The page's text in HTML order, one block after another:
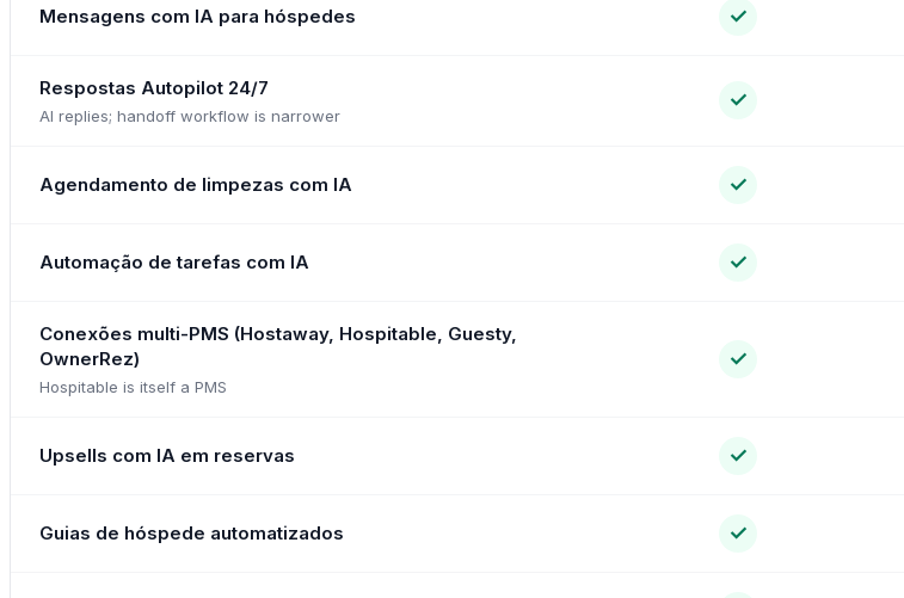
Mensagens com IA para hóspedes ✓
Respostas Autopilot 24/7
AI replies; handoff workflow is narrower
✓
Agendamento de limpezas com IA ✓
Automação de tarefas com IA ✓
Conexões multi-PMS (Hostaway, Hospitable, Guesty,
OwnerRez)
Hospitable is itself a PMS
✓
Upsells com IA em reservas ✓
Guias de hóspede automatizados ✓